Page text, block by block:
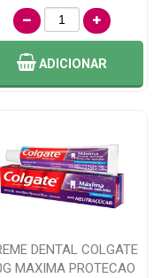
ADICIONAR
DENTAL COLGATE
MAXIMA PROTECAO